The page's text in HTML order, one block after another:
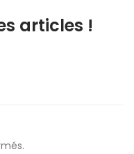
articles !